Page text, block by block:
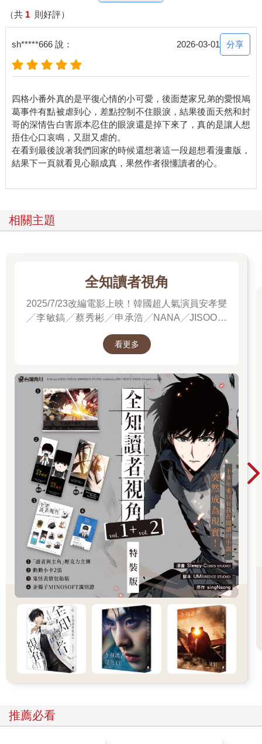
莊天然沉默，心想：有這麼可怕嗎？
兩人一同踏進宿舍，一眼望去是寬敞的大廳，長形的米色沙發沿
牆而設，對面是整面的電視牆，旁邊還有一張十人座的大餐桌，
低調中見奢華，奢華中保留了凡塵。
只見地板中央一隻縐巴巴的襪子安靜躺著。
道：「徐！鹿——你、的、襪、子！」
高分貝的聲音在空中迴盪，腳步聲緊接著從樓梯傳來。
原本疾步奔下樓的少年一見到李梨，立刻裝出若無其事的模樣，
刻意放慢動作，拖拖拉拉地下樓，邊走邊睡眼惺忪地撓著後腦。
莊天然注意到，他的拖鞋左右腳穿反了。
「幹嘛啦⋯⋯吵死了。」徐鹿皺著眉，抱怨道。
進角落的洗衣籃，「他要來就來啊，幹嘛搞得像皇帝駕到啊？」
說完，還不忘多瞄了莊天然一眼，眼神裡透露出不怎麼歡迎的意
「你們要吃布丁嗎？」一道溫柔低緩的聲音從背後傳來。
莊天然一驚，沒察覺到什麼時候身後多了一個人。
回頭一看，只見一位穿著白圍裙的男生手裡端著一盤布丁，朝他
「龍哥！你真是太貼心了，你做的布丁最好吃了！」李梨開心地
「因為就只有布丁能吃。」徐鹿悶悶地嘀咕。
李梨白了他一眼，又立刻轉回甜美笑容對莊天然說：「你還沒見
過我們的廚師對吧？他叫龍滔，他是第一個被封哥帶回組織的人
喔！超厲害的吧？」
徐鹿冷哼一聲，「只會做甜點，不會闖關，也不知道封哥看上他
哪一點。」
「徐鹿！」李梨喝止他。
莊天然沒說話，腦海卻浮現第一次見到封蕭生時，對方在關卡裡
悠哉吃早餐的模樣——他大概能猜出封哥為什麼會帶回一位廚
龍滔只淡淡一笑，對這些話毫不在意，將布丁分送完便默默回到
李梨剛吃了幾口布丁，無意間瞥見洗衣籃已經七分滿，便放下盤
子準備拿去清洗。
「妳不是才打掃完，又要洗衣服？」徐鹿問。
「你們都剛破完關，只有我最閒嘛。」李梨回答。
徐鹿沒再多說，三兩口把布丁吃光，說：「我去放盤子。」說是
放盤子，其實順手提走了洗衣籃，走向陽台。
李梨看著他的背影，臉上露出又好氣又好笑的複雜表情。
莊天然看在眼裡，感覺這些人表面針鋒相對，實則早已有了不言
說的默契。無論是李梨與徐鹿，還是他們與封哥。
他垂下眼眸，陷入短暫的思索。
「除了妳跟Leo，其他人原本就認識嗎？」莊天然問。
李梨歪了歪頭，「只有我跟我哥是一起來的呀，怎麼啦？」
「沒什麼。」莊天然低聲回應。
吧！」
莊天然看著她幾秒，開口道：「妳不用做這些。」
（共 1 則好評）
sh*****666 說： 2026-03-01 分享
四格小番外真的是平復心情的小可愛，後面楚家兄弟的愛恨鳩
葛事件有點被虐到心，差點控制不住眼淚，結果後面天然和封
哥的深情告白害原本忍住的眼淚還是掉下來了，真的是讓人想
捂住心口哀鳴，又甜又虐的。
在看到最後說著我們回家的時候還想著這一段超想看漫畫版，
結果下一頁就看見心願成真，果然作者很懂讀者的心。
相關主題
全知讀者視角
2025/7/23改編電影上映！韓國超人氣演員安孝燮
╱李敏鎬╱蔡秀彬╱申承浩╱NANA╱JISOO領
看更多
推薦必看